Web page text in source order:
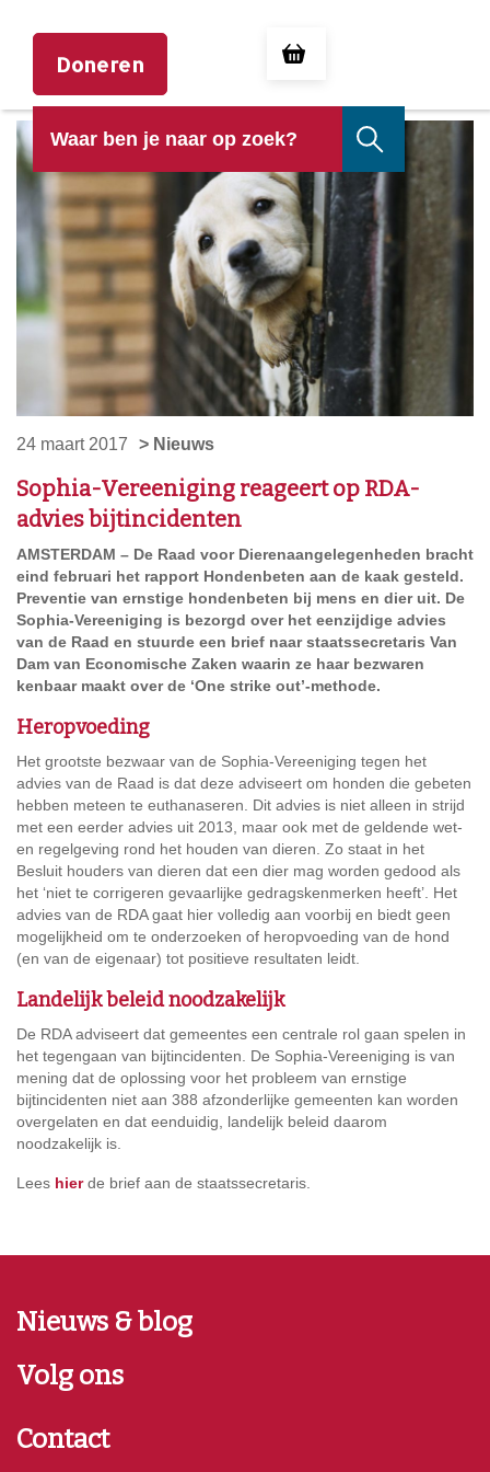
Doneren
24 maart 2017 > Nieuws
Sophia-Vereeniging reageert op RDA-
advies bijtincidenten
AMSTERDAM – De Raad voor Dierenaangelegenheden bracht
eind februari het rapport Hondenbeten aan de kaak gesteld.
Preventie van ernstige hondenbeten bij mens en dier uit. De
Sophia-Vereeniging is bezorgd over het eenzijdige advies
van de Raad en stuurde een brief naar staatssecretaris Van
Dam van Economische Zaken waarin ze haar bezwaren
kenbaar maakt over de ‘One strike out’-methode.
Heropvoeding
Het grootste bezwaar van de Sophia-Vereeniging tegen het
advies van de Raad is dat deze adviseert om honden die gebeten
hebben meteen te euthanaseren. Dit advies is niet alleen in strijd
met een eerder advies uit 2013, maar ook met de geldende wet-
en regelgeving rond het houden van dieren. Zo staat in het
Besluit houders van dieren dat een dier mag worden gedood als
het ‘niet te corrigeren gevaarlijke gedragskenmerken heeft’. Het
advies van de RDA gaat hier volledig aan voorbij en biedt geen
mogelijkheid om te onderzoeken of heropvoeding van de hond
(en van de eigenaar) tot positieve resultaten leidt.
Landelijk beleid noodzakelijk
De RDA adviseert dat gemeentes een centrale rol gaan spelen in
het tegengaan van bijtincidenten. De Sophia-Vereeniging is van
mening dat de oplossing voor het probleem van ernstige
bijtincidenten niet aan 388 afzonderlijke gemeenten kan worden
overgelaten en dat eenduidig, landelijk beleid daarom
noodzakelijk is.
Lees hierde brief aan de staatssecretaris.
Nieuws & blog
Volg ons
Contact